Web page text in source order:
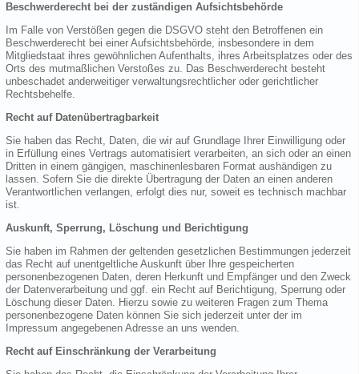
Beschwerderecht bei der zuständigen Aufsichtsbehörde
Im Falle von Verstößen gegen die DSGVO steht den Betroffenen ein
Beschwerderecht bei einer Aufsichtsbehörde, insbesondere in dem
Mitgliedstaat ihres gewöhnlichen Aufenthalts, ihres Arbeitsplatzes oder des
Orts des mutmaßlichen Verstoßes zu. Das Beschwerderecht besteht
unbeschadet anderweitiger verwaltungsrechtlicher oder gerichtlicher
Rechtsbehelfe.
Recht auf Datenübertragbarkeit
Sie haben das Recht, Daten, die wir auf Grundlage Ihrer Einwilligung oder
in Erfüllung eines Vertrags automatisiert verarbeiten, an sich oder an einen
Dritten in einem gängigen, maschinenlesbaren Format aushändigen zu
lassen. Sofern Sie die direkte Übertragung der Daten an einen anderen
Verantwortlichen verlangen, erfolgt dies nur, soweit es technisch machbar
ist.
Auskunft, Sperrung, Löschung und Berichtigung
Sie haben im Rahmen der geltenden gesetzlichen Bestimmungen jederzeit
das Recht auf unentgeltliche Auskunft über Ihre gespeicherten
personenbezogenen Daten, deren Herkunft und Empfänger und den Zweck
der Datenverarbeitung und ggf. ein Recht auf Berichtigung, Sperrung oder
Löschung dieser Daten. Hierzu sowie zu weiteren Fragen zum Thema
personenbezogene Daten können Sie sich jederzeit unter der im
Impressum angegebenen Adresse an uns wenden.
Recht auf Einschränkung der Verarbeitung